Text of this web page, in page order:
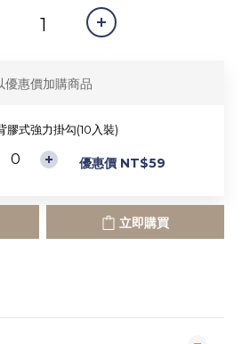
優惠價加購商品
膠式強力掛勾(10入裝)
優惠價 NT$59
立即購買